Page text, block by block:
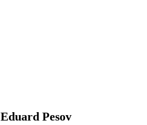
Eduard Pesov